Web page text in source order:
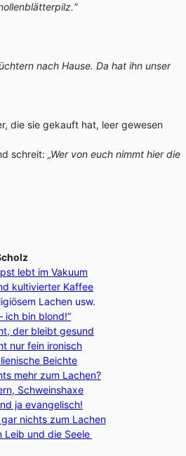
nach Hause. Da hat ihn unser
die sie gekauft hat, leer gewesen
schreit: „Wer von euch nimmt hier die
lebt im Vakuum
kultivierter Kaffee
Lachen usw.
ich bin blond!“
der bleibt gesund
nur fein ironisch
Beichte
mehr zum Lachen?
Schweinshaxe
ja evangelisch!
nichts zum Lachen
Leib und die Seele